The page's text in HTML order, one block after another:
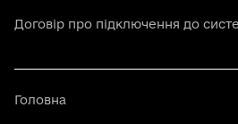
Договір про підключення до
Головна